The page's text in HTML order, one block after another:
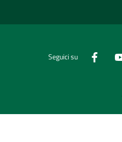
Seguici su